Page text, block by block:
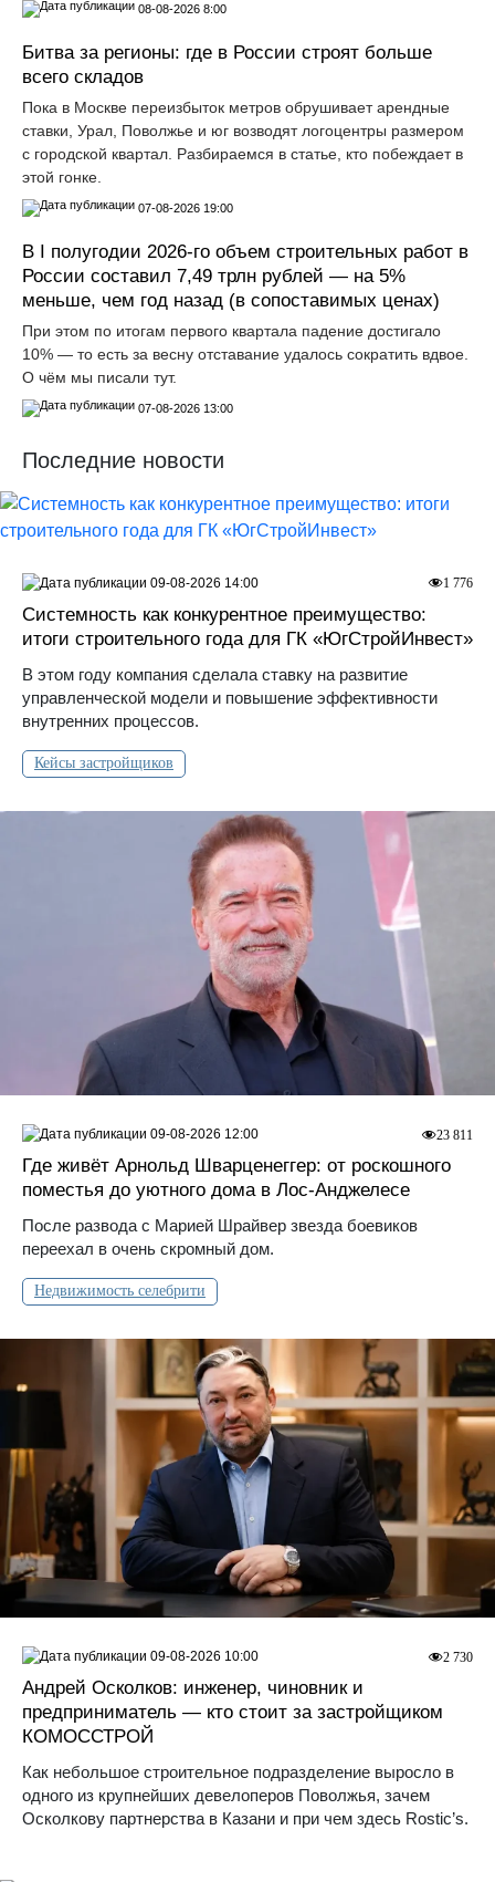
08-08-2026 8:00
Битва за регионы: где в России строят больше
всего складов
Пока в Москве переизбыток метров обрушивает арендные
ставки, Урал, Поволжье и юг возводят логоцентры размером
с городской квартал. Разбираемся в статье, кто побеждает в
этой гонке.
07-08-2026 19:00
В I полугодии 2026-го объем строительных работ в
России составил 7,49 трлн рублей — на 5%
меньше, чем год назад (в сопоставимых ценах)
При этом по итогам первого квартала падение достигало
10% — то есть за весну отставание удалось сократить вдвое.
О чём мы писали тут.
07-08-2026 13:00
Последние новости
Системность как конкурентное преимущество:
итоги строительного года для ГК «ЮгСтройИнвест»
В этом году компания сделала ставку на развитие
управленческой модели и повышение эффективности
внутренних процессов.
Кейсы застройщиков
1 776
09-08-2026 14:00
Где живёт Арнольд Шварценеггер: от роскошного
поместья до уютного дома в Лос‑Анджелесе
После развода с Марией Шрайвер звезда боевиков
переехал в очень скромный дом.
Недвижимость селебрити
23 811
09-08-2026 12:00
Андрей Осколков: инженер, чиновник и
предприниматель — кто стоит за застройщиком
КОМОССТРОЙ
Как небольшое строительное подразделение выросло в
одного из крупнейших девелоперов Поволжья, зачем
Осколкову партнерства в Казани и при чем здесь Rostic’s.
2 730
09-08-2026 10:00